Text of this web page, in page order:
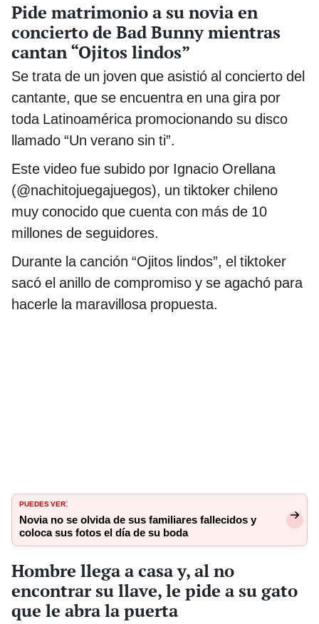
Pide matrimonio a su novia en
concierto de Bad Bunny mientras
cantan “Ojitos lindos”
Se trata de un joven que asistió al concierto del
cantante, que se encuentra en una gira por
toda Latinoamérica promocionando su disco
llamado “Un verano sin ti”.
Este video fue subido por Ignacio Orellana
(@nachitojuegajuegos), un tiktoker chileno
muy conocido que cuenta con más de 10
millones de seguidores.
Durante la canción “Ojitos lindos”, el tiktoker
sacó el anillo de compromiso y se agachó para
hacerle la maravillosa propuesta.
PUEDES VER:
Novia no se olvida de sus familiares fallecidos y
coloca sus fotos el día de su boda
Hombre llega a casa y, al no
encontrar su llave, le pide a su gato
que le abra la puerta